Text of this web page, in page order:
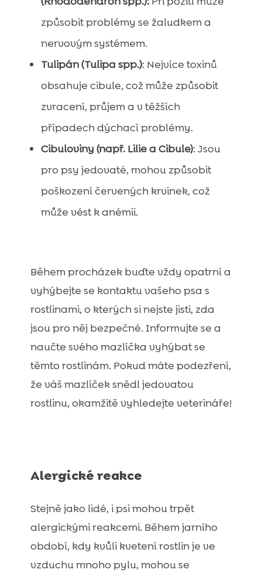
způsobit problémy se žaludkem a
nervovým systémem.
Tulipán (Tulipa spp.): Nejvíce toxinů
obsahuje cibule, což může způsobit
zvracení, průjem a v těžších
případech dýchací problémy.
Cibuloviny (např. Lilie a Cibule): Jsou
pro psy jedovaté, mohou způsobit
poškození červených krvinek, což
může vést k anémii.
Během procházek buďte vždy opatrní a
vyhýbejte se kontaktu vašeho psa s
rostlinami, o kterých si nejste jisti, zda
jsou pro něj bezpečné. Informujte se a
naučte svého mazlíčka vyhýbat se
těmto rostlinám. Pokud máte podezření,
že váš mazlíček snědl jedovatou
rostlinu, okamžitě vyhledejte veterináře!
Alergické reakce
Stejně jako lidé, i psi mohou trpět
alergickými reakcemi. Během jarního
období, kdy kvůli kvetení rostlin je ve
vzduchu mnoho pylu, mohou se